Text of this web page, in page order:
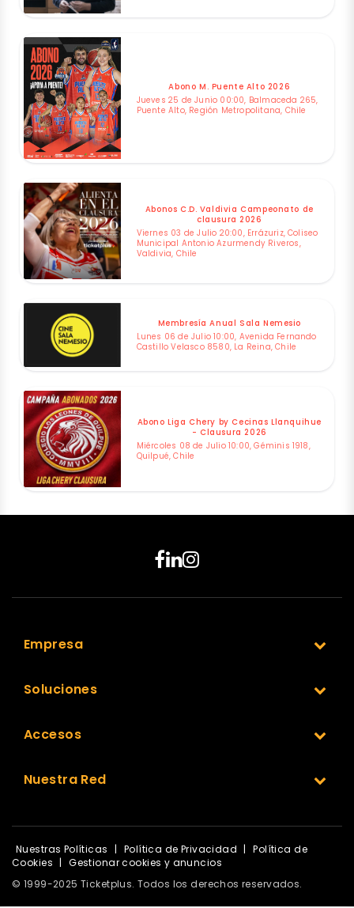
Abono M. Puente Alto 2026
Jueves 25 de Junio 00:00, Balmaceda 265,
Puente Alto, Región Metropolitana, Chile
Abonos C.D. Valdivia Campeonato de
clausura 2026
Viernes 03 de Julio 20:00, Errázuriz, Coliseo
Municipal Antonio Azurmendy Riveros,
Valdivia, Chile
Membresía Anual Sala Nemesio
Lunes 06 de Julio 10:00, Avenida Fernando
Castillo Velasco 8580, La Reina, Chile
Abono Liga Chery by Cecinas Llanquihue
- Clausura 2026
Miércoles 08 de Julio 10:00, Géminis 1918,
Quilpué, Chile
Empresa
Soluciones
Accesos
Nuestra Red
Nuestras Políticas | Política de Privacidad |
Política de
Cookies |
Gestionar cookies y anuncios
© 1999-2025 Ticketplus. Todos los derechos reservados.